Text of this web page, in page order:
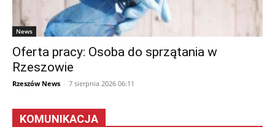
News
Oferta pracy: Osoba do sprzątania w
Rzeszowie
Rzeszów News - 7 sierpnia 2026 06:11
KOMUNIKACJA